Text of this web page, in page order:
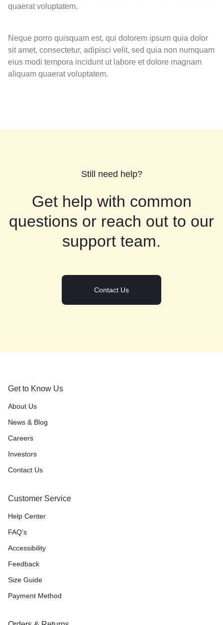
quaerat voluptatem.
Neque porro quisquam est, qui dolorem ipsum quia dolor
sit amet, consectetur, adipisci velit, sed quia non numquam
eius modi tempora incidunt ut labore et dolore magnam
aliquam quaerat voluptatem.
Still need help?
Get help with common
questions or reach out to our
support team.
Contact Us
Get to Know Us
About Us
News & Blog
Careers
Investors
Contact Us
Customer Service
Help Center
FAQ’s
Accessibility
Feedback
Size Guide
Payment Method